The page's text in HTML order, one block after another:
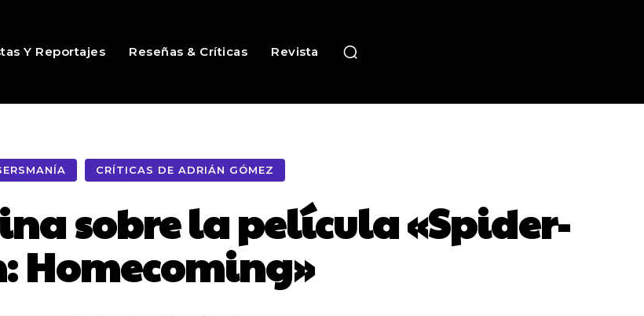
Y Reportajes Reseñas & Críticas Revista
CRÍTICAS DE ADRIÁN GÓMEZ
sobre la película «Spider-
Homecoming»